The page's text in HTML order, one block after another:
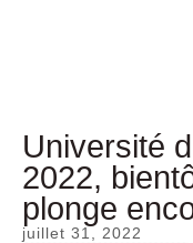
Université
2022,
plonge
juillet 31, 2022